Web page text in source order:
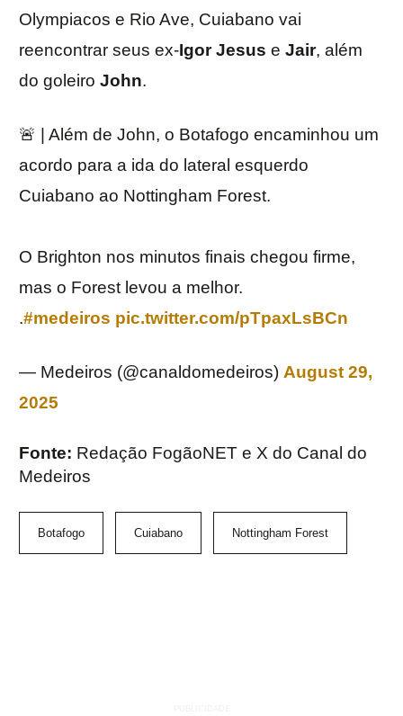
Olympiacos e Rio Ave, Cuiabano vai
reencontrar seus ex-Igor Jesus e Jair, além
do goleiro John.
🚨 | Além de John, o Botafogo encaminhou um
acordo para a ida do lateral esquerdo
Cuiabano ao Nottingham Forest.
O Brighton nos minutos finais chegou firme,
mas o Forest levou a melhor.
.#medeiros pic.twitter.com/pTpaxLsBCn
— Medeiros (@canaldomedeiros) August 29,
2025
Fonte: Redação FogãoNET e X do Canal do
Medeiros
Botafogo Cuiabano Nottingham Forest